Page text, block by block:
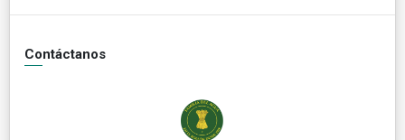
Contáctanos